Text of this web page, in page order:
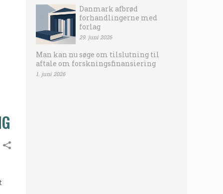
Danmark afbrød
forhandlingerne med
forlag
29. juni 2026
Man kan nu søge om tilslutning til
aftale om forskningsfinansiering
1. juni 2026